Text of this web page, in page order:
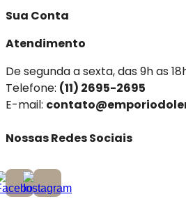
Sua Conta
Atendimento
De segunda a sexta, das 9h as
Telefone: (11) 2695-2695
E-mail:
Nossas Redes Sociais